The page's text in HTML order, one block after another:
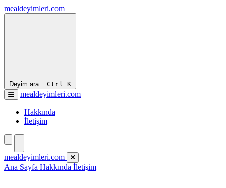
mealdeyimleri.com
Deyim ara... Ctrl K
mealdeyimleri.com
Hakkında
İletişim
mealdeyimleri.com
Ana Sayfa Hakkında İletişim